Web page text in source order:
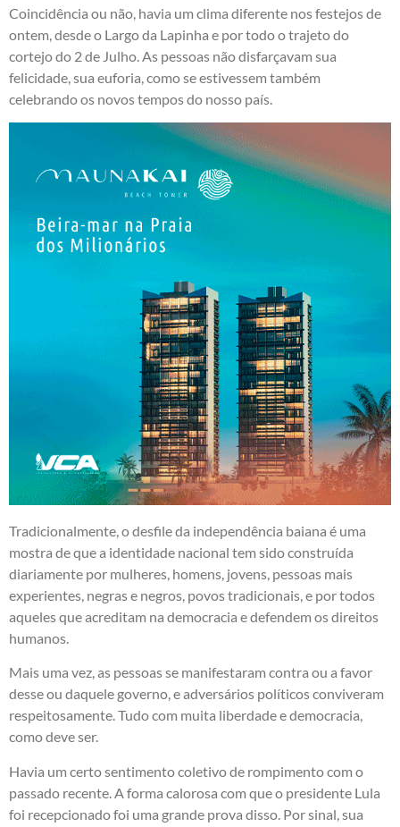
Coincidência ou não, havia um clima diferente nos festejos de
ontem, desde o Largo da Lapinha e por todo o trajeto do
cortejo do 2 de Julho. As pessoas não disfarçavam sua
felicidade, sua euforia, como se estivessem também
celebrando os novos tempos do nosso país.
Tradicionalmente, o desfile da independência baiana é uma
mostra de que a identidade nacional tem sido construída
diariamente por mulheres, homens, jovens, pessoas mais
experientes, negras e negros, povos tradicionais, e por todos
aqueles que acreditam na democracia e defendem os direitos
humanos.
Mais uma vez, as pessoas se manifestaram contra ou a favor
desse ou daquele governo, e adversários políticos conviveram
respeitosamente. Tudo com muita liberdade e democracia,
como deve ser.
Havia um certo sentimento coletivo de rompimento com o
passado recente. A forma calorosa com que o presidente Lula
foi recepcionado foi uma grande prova disso. Por sinal, sua